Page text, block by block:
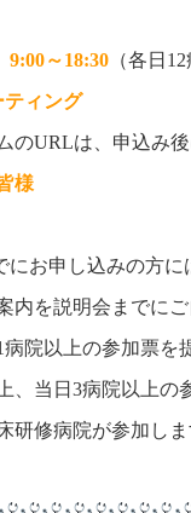
～18:30 （各日
ィング
のURLは、申込み
様
にお申し込みの方
内を説明会までにご
院以上の参加票を
、当日3病院以上の
研修病院が参加しま